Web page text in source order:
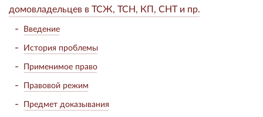
домовладельцев в ТСЖ, ТСН, КП, СНТ и пр.
Введение
История проблемы
Применимое право
Правовой режим
Предмет доказывания